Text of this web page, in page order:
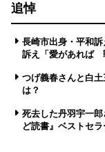
追悼
長崎市出身・平和
訴え「愛があれば
つげ義春さんと白
は？
死去した丹羽宇一
ど読書』ベストセラ